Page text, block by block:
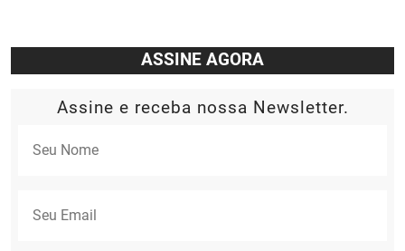
ASSINE AGORA
Assine e receba nossa Newsletter.